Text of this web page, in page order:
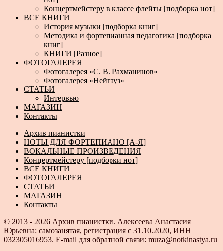
Концертмейстеру в классе флейты [подборка нот]
ВСЕ КНИГИ
История музыки [подборка книг]
Методика и фортепианная педагогика [подборка
книг]
КНИГИ [Разное]
ФОТОГАЛЕРЕЯ
Фотогалерея «С. В. Рахманинов»
Фотогалерея «Нейгауз»
СТАТЬИ
Интервью
МАГАЗИН
Контакты
Архив пианистки
НОТЫ ДЛЯ ФОРТЕПИАНО [А-Я]
ВОКАЛЬНЫЕ ПРОИЗВЕДЕНИЯ
Концертмейстеру [подборки нот]
ВСЕ КНИГИ
ФОТОГАЛЕРЕЯ
СТАТЬИ
МАГАЗИН
Контакты
© 2013 - 2026 Архив пианистки. Алексеева Анастасия
Юрьевна: самозанятая, регистрация с 31.10.2020, ИНН
032305016953. E-mail для обратной связи: muza@notkinastya.ru